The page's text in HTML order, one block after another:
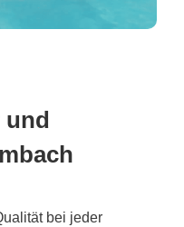
und
bei jeder